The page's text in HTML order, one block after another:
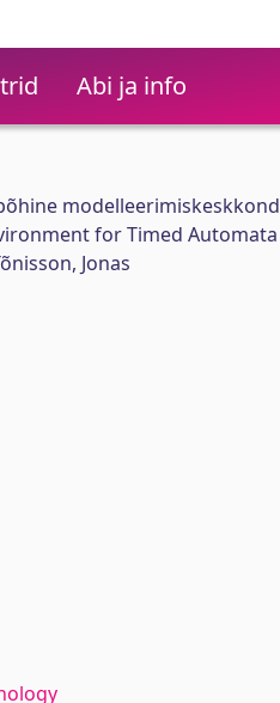
Abi ja info
modelleerimiskeskkond
for Timed Automata
Jonas